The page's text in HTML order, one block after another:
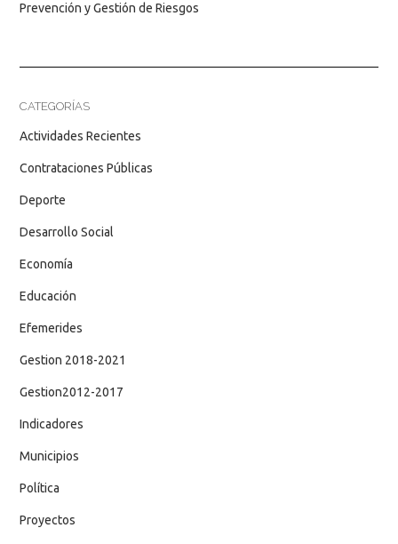
Prevención y Gestión de Riesgos
CATEGORÍAS
Actividades Recientes
Contrataciones Públicas
Deporte
Desarrollo Social
Economía
Educación
Efemerides
Gestion 2018-2021
Gestion2012-2017
Indicadores
Municipios
Política
Proyectos